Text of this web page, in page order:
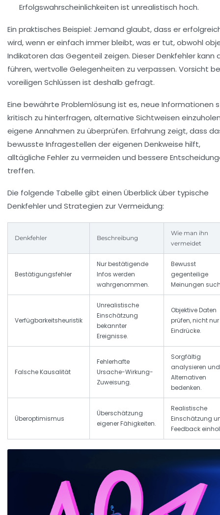
Erfolgswahrscheinlichkeiten ist unrealistisch hoch.
Ein praktisches Beispiel: Jemand glaubt, dass er
wird, wenn er einfach immer bleibt, was er tut, obwohl
Indikatoren das Gegenteil zeigen. Dieser Denkfehler kann
führen, wertvolle Gelegenheiten zu verpassen. Vorsicht
voreiligen Schlüssen ist deshalb gefragt.
Eine bewährte Problemlösung ist es, neue Informationen
kritisch zu hinterfragen, alternative Sichtweisen
eigene Annahmen zu überprüfen. Erfahrung zeigt, dass
bewusste Infragestellen der eigenen Denkweise hilft,
alltägliche Fehler zu vermeiden und bessere
treffen.
Die folgende Tabelle gibt einen Überblick über typische
Denkfehler und Strategien zur Vermeidung:
Denkfehler Beschreibung
Wie man ihn
vermeidet
Bestätigungsfehler
Nur bestätigende
Infos werden
wahrgenommen.
Bewusst
gegenteilige
Meinungen
Verfügbarkeitsheuristik
Unrealistische
Einschätzung
bekannter
Ereignisse.
Objektive Daten
prüfen, nicht nur
Eindrücke.
Falsche Kausalität
Fehlerhafte
Ursache-Wirkung-
Zuweisung.
Sorgfältig
analysieren und
Alternativen
bedenken.
Überoptimismus
Überschätzung
eigener Fähigkeiten.
Realistische
Einschätzung
Feedback